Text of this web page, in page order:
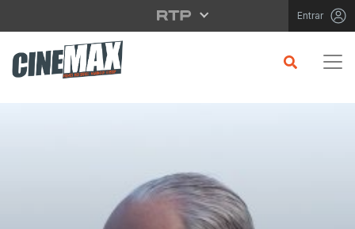
Saltar para o conteúdo principal Entrar